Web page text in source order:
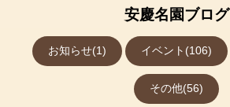
安慶名園ブログ
お知らせ(1) イベント(106)
その他(56)